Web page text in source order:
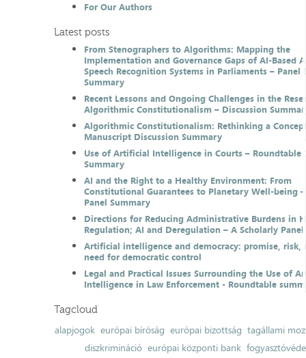
For Our Authors
Latest posts
From Stenographers to Algorithms: Mapping the
Implementation and Governance Gaps of AI-Based
Speech Recognition Systems in Parliaments – Panel
Summary
Recent Lessons and Ongoing Challenges in the
Algorithmic Constitutionalism – Discussion
Algorithmic Constitutionalism: Rethinking a
Manuscript Discussion Summary
Use of Artificial Intelligence in Courts – Roundtable
Summary
AI and the Right to a Healthy Environment: From
Constitutional Guarantees to Planetary Well-being
Panel Summary
Directions for Reducing Administrative Burdens in
Regulation; AI and Deregulation – A Scholarly
Artificial intelligence and democracy: promise, risk,
need for democratic control
Legal and Practical Issues Surrounding the Use of
Intelligence in Law Enforcement - Roundtable
Tagcloud
alapjogok európai bíróság európai bizottság tagállami
diszkrimináció európai központi bank